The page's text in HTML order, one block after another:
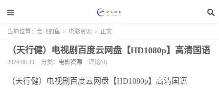
当前位置： 会飞的鱼 > 电影资源 > 正文
（天行健）电视剧百度云网盘【HD1080p】高清国语
2024-08-11 分类： 电影资源 评论(0)
（天行健）电视剧百度云网盘【HD1080p】高清国语